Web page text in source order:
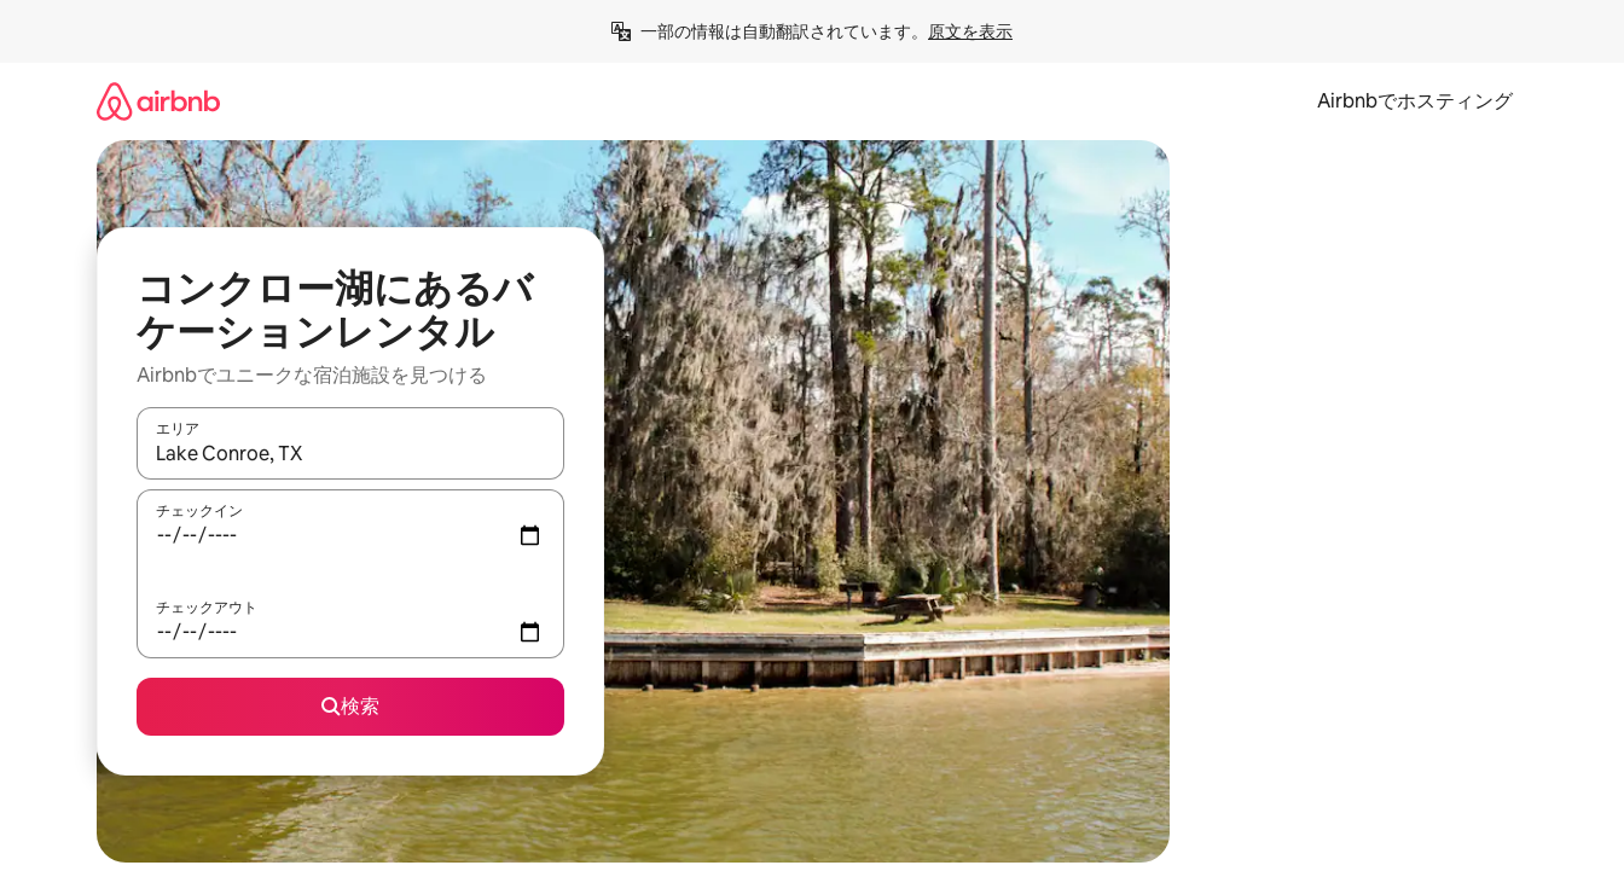
一部の情報は自動翻訳されています。 原文を表示
Airbnbでホスティング
コンクロー湖にあるバ
ケーションレンタル
Airbnbでユニークな宿泊施設を見つける
エリア
検索結果が表示されたら、上下の矢印キーを使って移動するか、画面をタッチまたはスワイプして検索結果を確認することができます。
チェックイン
チェックアウト
検索